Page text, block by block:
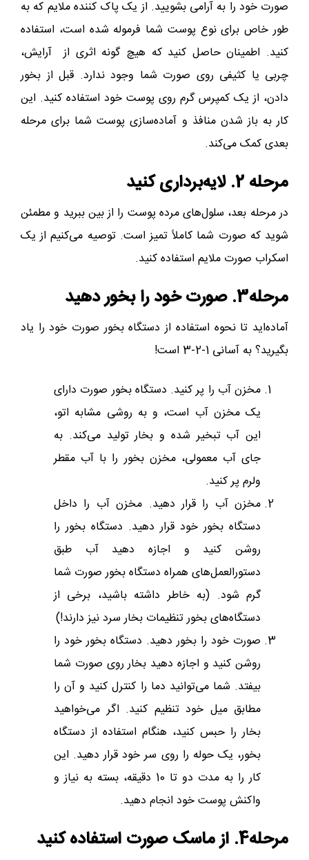
صورت خود را به آرامی بشویید. از یک پاک کننده ملایم که به
طور خاص برای نوع پوست شما فرموله شده است، استفاده
کنید. اطمینان حاصل کنید که هیچ گونه اثری از آرایش،
چربی یا کثیفی روی صورت شما وجود ندارد. قبل از بخور
دادن، از یک کمپرس گرم روی پوست خود استفاده کنید. این
کار به باز شدن منافذ و آماده‌سازی پوست شما برای مرحله
بعدی کمک می‌کند.
مرحله 2. لایه‌برداری کنید
در مرحله بعد، سلول‌های مرده پوست را از بین ببرید و مطمئن
شوید که صورت شما کاملاً تمیز است. توصیه می‌کنیم از یک
اسکراب صورت ملایم استفاده کنید.
مرحله3. صورت خود را بخور دهید
آماده‌اید تا نحوه استفاده از دستگاه بخور صورت خود را یاد
بگیرید؟ به آسانی 1-2-3 است!
مخزن آب را پر کنید. دستگاه بخور صورت دارای
یک مخزن آب است، و به روشی مشابه اتو،
این آب تبخیر شده و بخار تولید می‌کند. به
جای آب معمولی، مخزن بخور را با آب مقطر
ولرم پر کنید.
مخزن آب را قرار دهید. مخزن آب را داخل
دستگاه بخور خود قرار دهید. دستگاه بخور را
روشن کنید و اجازه دهید آب طبق
دستورالعمل‌های همراه دستگاه بخور صورت شما
گرم شود. (به خاطر داشته باشید، برخی از
دستگاه‌های بخور تنظیمات بخار سرد نیز دارند!)
صورت خود را بخور دهید. دستگاه بخور خود را
روشن کنید و اجازه دهید بخار روی صورت شما
بیفتد. شما می‌توانید دما را کنترل کنید و آن را
مطابق میل خود تنظیم کنید. اگر می‌خواهید
بخار را حبس کنید، هنگام استفاده از دستگاه
بخور، یک حوله را روی سر خود قرار دهید. این
کار را به مدت دو تا 10 دقیقه، بسته به نیاز و
واکنش پوست خود انجام دهید.
مرحله4. از ماسک صورت استفاده کنید